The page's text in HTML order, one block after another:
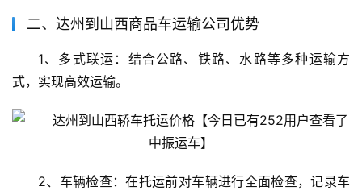
二、达州到山西商品车运输公司优势
1、多式联运：结合公路、铁路、水路等多种运输方
式，实现高效运输。
2、车辆检查：在托运前对车辆进行全面检查，记录车